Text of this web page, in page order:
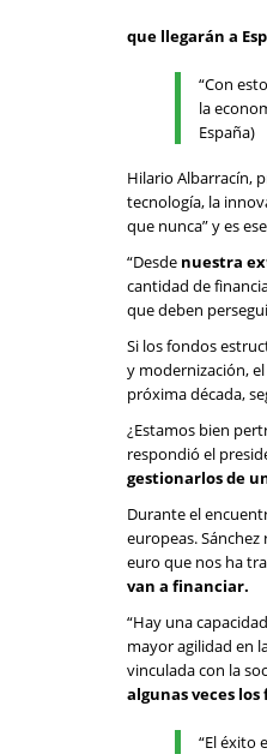
que llegarán a
“Con
la
España)
Hilario Albarracín,
tecnología, la
que nunca” y es
“Desde nuestra
cantidad de
que deben
Si los fondos
y modernización,
próxima década,
¿Estamos bien
respondió el
gestionarlos de
Durante el
europeas.
euro que nos ha
van a financiar.
“Hay una
mayor agilidad en
vinculada con la
algunas veces los
“El éxito